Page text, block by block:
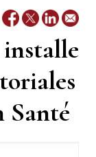
Santé